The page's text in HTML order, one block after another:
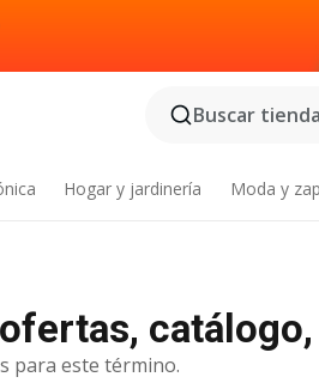
Buscar
Hogar y jardinería Moda y
para este término.